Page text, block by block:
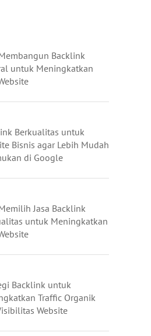
Backlink
untuk Meningkatkan
Berkualitas untuk
Bisnis agar Lebih Mudah
di Google
Jasa Backlink
untuk Meningkatkan
Backlink untuk
Traffic Organik
Website